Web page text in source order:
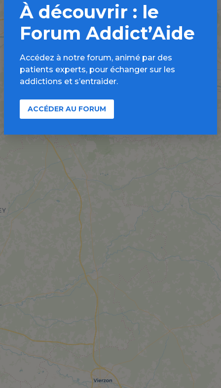
À découvrir : le
Forum Addict’Aide
Accédez à notre forum, animé par des
patients experts, pour échanger sur les
addictions et s’entraider.
ACCÉDER AU FORUM